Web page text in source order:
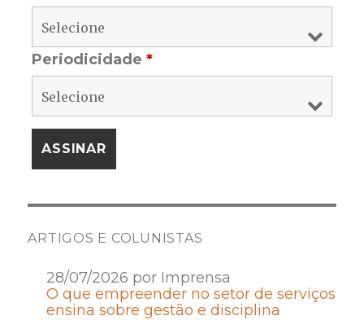
Periodicidade*
ARTIGOS E COLUNISTAS
28/07/2026 por Imprensa
O que empreender no setor de serviços
ensina sobre gestão e disciplina